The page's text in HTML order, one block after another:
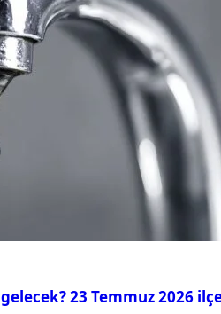
23 Temmuz 2026